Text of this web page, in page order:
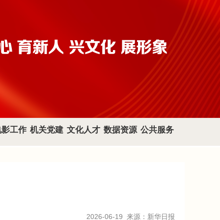
工作 机关党建 文化人才 数据资源 公共服务
2026-06-19 来源：新华日报